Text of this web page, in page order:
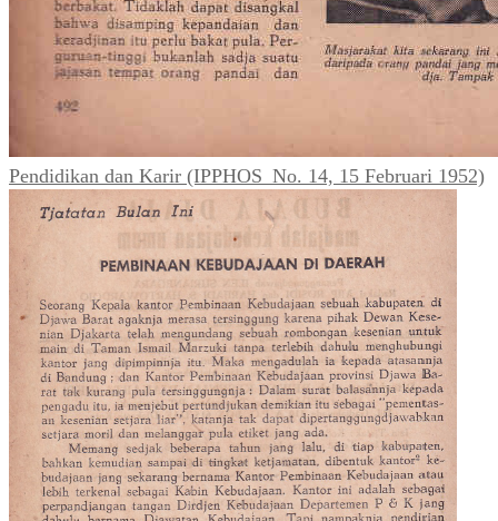
Pendidikan dan Karir (IPPHOS_No. 14, 15 Februari 1952)